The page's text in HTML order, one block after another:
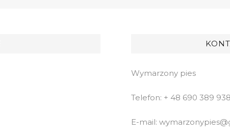
Wymarzony pies
Telefon: + 48 690 389 938
E-mail: